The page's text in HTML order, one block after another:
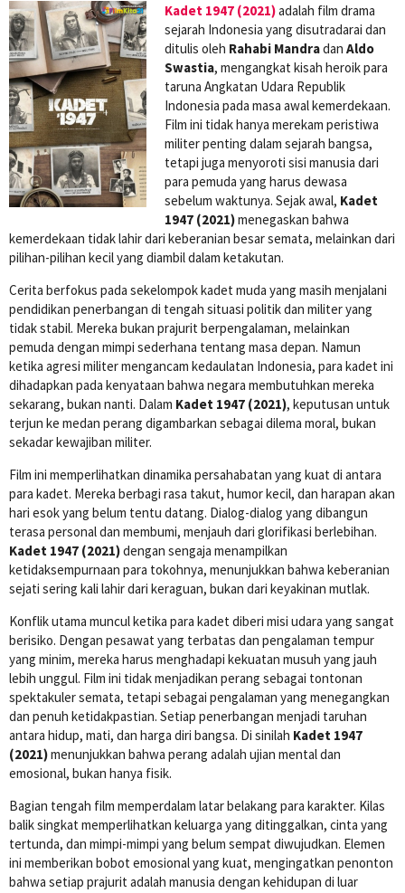
Kadet 1947 (2021)adalah film drama
sejarah Indonesia yang disutradarai dan
ditulis oleh Rahabi Mandradan Aldo
Swastia, mengangkat kisah heroik para
taruna Angkatan Udara Republik
Indonesia pada masa awal kemerdekaan.
Film ini tidak hanya merekam peristiwa
militer penting dalam sejarah bangsa,
tetapi juga menyoroti sisi manusia dari
para pemuda yang harus dewasa
sebelum waktunya. Sejak awal, Kadet
1947 (2021)menegaskan bahwa
kemerdekaan tidak lahir dari keberanian besar semata, melainkan dari
pilihan-pilihan kecil yang diambil dalam ketakutan.
Cerita berfokus pada sekelompok kadet muda yang masih menjalani
pendidikan penerbangan di tengah situasi politik dan militer yang
tidak stabil. Mereka bukan prajurit berpengalaman, melainkan
pemuda dengan mimpi sederhana tentang masa depan. Namun
ketika agresi militer mengancam kedaulatan Indonesia, para kadet ini
dihadapkan pada kenyataan bahwa negara membutuhkan mereka
sekarang, bukan nanti. Dalam Kadet 1947 (2021), keputusan untuk
terjun ke medan perang digambarkan sebagai dilema moral, bukan
sekadar kewajiban militer.
Film ini memperlihatkan dinamika persahabatan yang kuat di antara
para kadet. Mereka berbagi rasa takut, humor kecil, dan harapan akan
hari esok yang belum tentu datang. Dialog-dialog yang dibangun
terasa personal dan membumi, menjauh dari glorifikasi berlebihan.
Kadet 1947 (2021)dengan sengaja menampilkan
ketidaksempurnaan para tokohnya, menunjukkan bahwa keberanian
sejati sering kali lahir dari keraguan, bukan dari keyakinan mutlak.
Konflik utama muncul ketika para kadet diberi misi udara yang sangat
berisiko. Dengan pesawat yang terbatas dan pengalaman tempur
yang minim, mereka harus menghadapi kekuatan musuh yang jauh
lebih unggul. Film ini tidak menjadikan perang sebagai tontonan
spektakuler semata, tetapi sebagai pengalaman yang menegangkan
dan penuh ketidakpastian. Setiap penerbangan menjadi taruhan
antara hidup, mati, dan harga diri bangsa. Di sinilah Kadet 1947
(2021)menunjukkan bahwa perang adalah ujian mental dan
emosional, bukan hanya fisik.
Bagian tengah film memperdalam latar belakang para karakter. Kilas
balik singkat memperlihatkan keluarga yang ditinggalkan, cinta yang
tertunda, dan mimpi-mimpi yang belum sempat diwujudkan. Elemen
ini memberikan bobot emosional yang kuat, mengingatkan penonton
bahwa setiap prajurit adalah manusia dengan kehidupan di luar